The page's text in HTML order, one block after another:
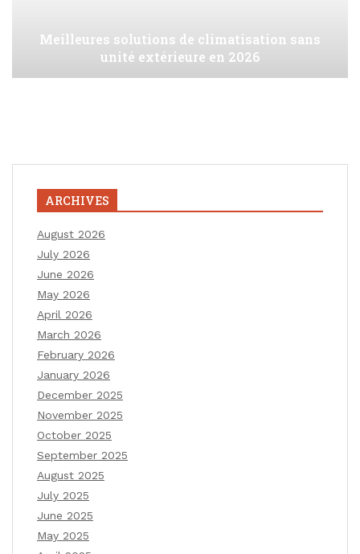
Meilleures solutions de climatisation sans
unité extérieure en 2026
ARCHIVES
August 2026
July 2026
June 2026
May 2026
April 2026
March 2026
February 2026
January 2026
December 2025
November 2025
October 2025
September 2025
August 2025
July 2025
June 2025
May 2025